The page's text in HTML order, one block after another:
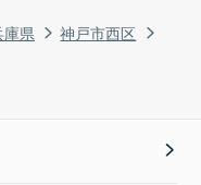
庫県
神戸市西区